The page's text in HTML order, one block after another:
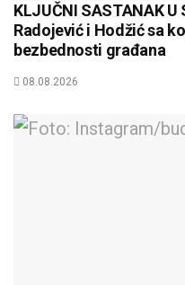
KLJUČNI SASTANAK U
Radojević i Hodžić sa
bezbednosti građana
08.08.2026